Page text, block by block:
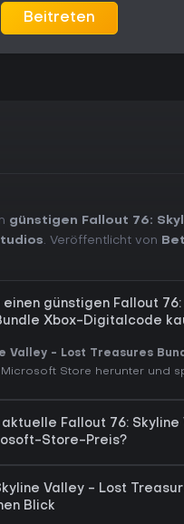
Beitreten
günstigen Fallout 76:
. Veröffentlicht von
einen günstigen Fallout
Xbox-Digitalcode
Valley - Lost Treasures
Store herunter und
Fallout 76:
Store-Preis?
Valley - Lost
Blick